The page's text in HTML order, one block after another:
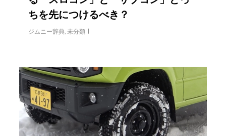
ちを先につけるべき？
ジムニー辞典 ,未分類